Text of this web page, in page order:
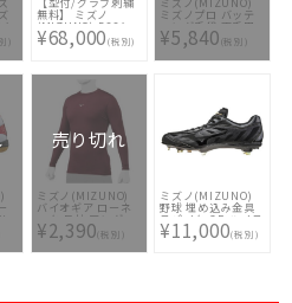
)
無料】 ミズノ
(MIZUNO) BSSシ
ョップ限定 ミズノ
プロ 硬式グラブ 外
HAGAJAPAN スポ
コバオリジナル
1AJGH74250-
40G1 イチロー型 [
型付け無料 硬式グ
ラブ刺繍2ヶ所無料
(単色のみ)※縁取
り・影付きの場合、
1ヶ所+3300円(税
込)]
¥68,000(税別)
ミズノプロ バッテ
ィング手袋 両手用
モーションアーク
SF 1EJEA09162
¥5,840(税別)
売り切れ
ミズノ(MIZUNO)
バイオギア ローネ
ック 長袖 アンダー
シャツ
12JA1C1163
¥2,390(税別)
ミズノ(MIZUNO)
野球 埋め込み金具
スパイク GE ハイス
ト IQ 11GM151100
¥11,000(税別)